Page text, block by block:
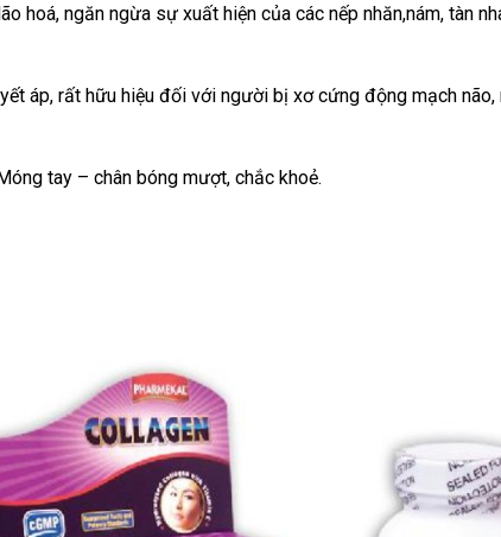
hoá, ngăn ngừa sự xuất hiện của các nếp nhăn,nám, tàn
áp, rất hữu hiệu đối với người bị xơ cứng động mạch não,
tay – chân bóng mượt, chắc khoẻ.